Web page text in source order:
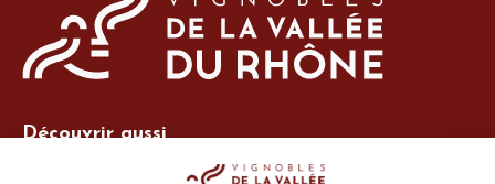
Découvrir aussi